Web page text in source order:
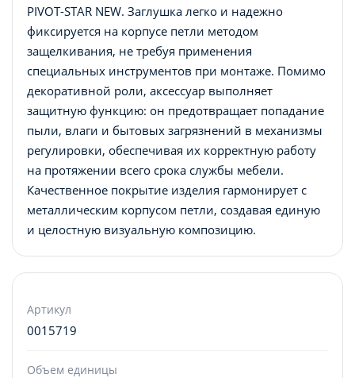
PIVOT-STAR NEW. Заглушка легко и надежно
фиксируется на корпусе петли методом
защелкивания, не требуя применения
специальных инструментов при монтаже. Помимо
декоративной роли, аксессуар выполняет
защитную функцию: он предотвращает попадание
пыли, влаги и бытовых загрязнений в механизмы
регулировки, обеспечивая их корректную работу
на протяжении всего срока службы мебели.
Качественное покрытие изделия гармонирует с
металлическим корпусом петли, создавая единую
и целостную визуальную композицию.
Артикул
0015719
Объем единицы